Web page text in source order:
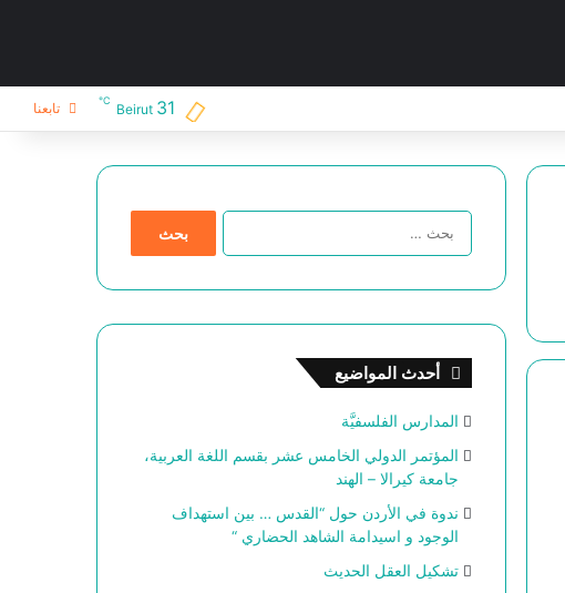
Beirut 31
℃ تابعنا
ا
ح
أحدث المواضيع
المدارس الفلسفيَّة
المؤتمر الدولي الخامس عشر بقسم اللغة العربية،
جامعة كيرالا – الهند
ندوة في الأردن حول “القدس … بين استهداف
الوجود و اسيدامة الشاهد الحضاري “
تشكيل العقل الحديث